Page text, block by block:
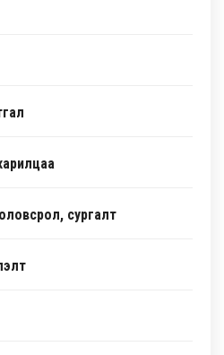
сургалт